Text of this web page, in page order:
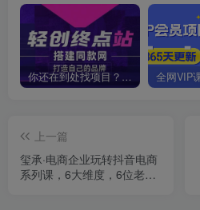
你还在到处找项目？还在当韭菜？我靠卖项目一个月收入5万+，曾经我也是个失败者。
上一篇
玺承·电商企业玩转抖音电商
系列课，6大维度，6位老